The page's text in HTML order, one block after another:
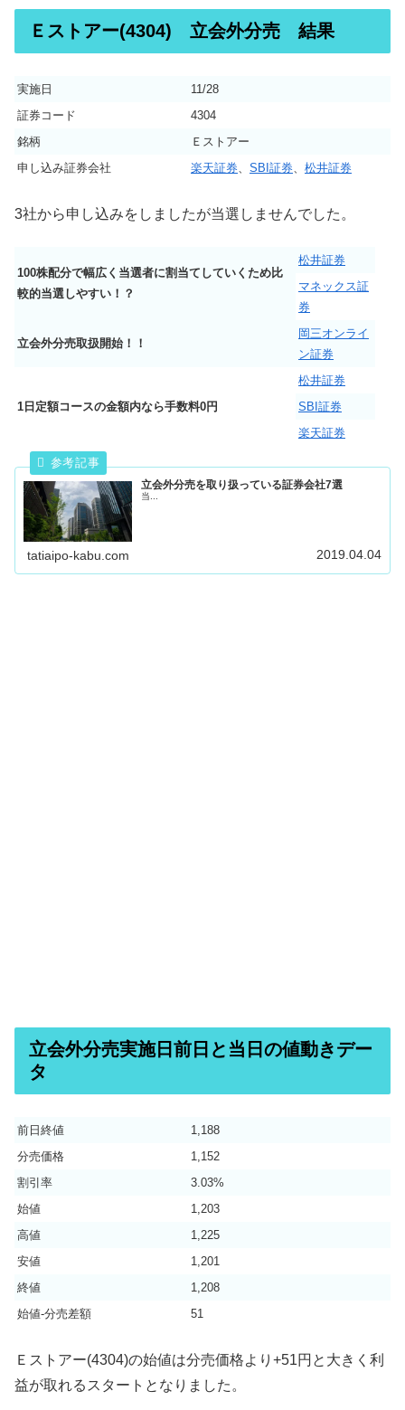
Ｅストアー(4304) 立会外分売 結果
実施日
11/28
証券コード
4304
銘柄
Ｅストアー
申し込み証券会社
楽天証券、 SBI証券、 松井証券
3社から申し込みをしましたが当選しませんでした。
100株配分で幅広く当選者に割当てしていくため比
較的当選しやすい！？
松井証券
マネックス証
券
立会外分売取扱開始！！
岡三オンライ
ン証券
1日定額コースの金額内なら手数料0円
松井証券
SBI証券
楽天証券
立会外分売を取り扱っている証券会社7選
当...
tatiaipo-kabu.com 2019.04.04
立会外分売実施日前日と当日の値動きデー
タ
前日終値
1,188
分売価格
1,152
割引率
3.03%
始値
1,203
高値
1,225
安値
1,201
終値
1,208
始値-分売差額
51
Ｅストアー(4304)の始値は分売価格より+51円と大きく利
益が取れるスタートとなりました。